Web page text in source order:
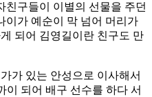
친구들이 이별의 선물을 주던
이가 예순이 막 넘어 머리가
되어 김영길이란 친구도 만
가 있는 안성으로 이사해서
이 되어 배구 선수를 하다 서